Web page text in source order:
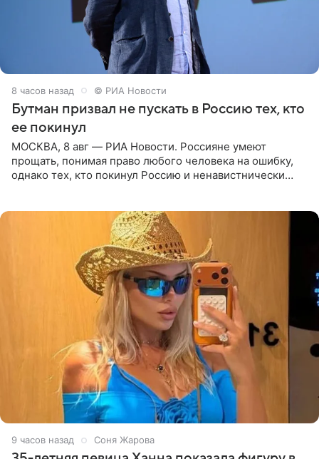
8 часов назад © РИА Новости
Бутман призвал не пускать в Россию тех, кто
ее покинул
МОСКВА, 8 авг — РИА Новости. Россияне умеют
прощать, понимая право любого человека на ошибку,
однако тех, кто покинул Россию и ненавистнически
9 часов назад Соня Жарова